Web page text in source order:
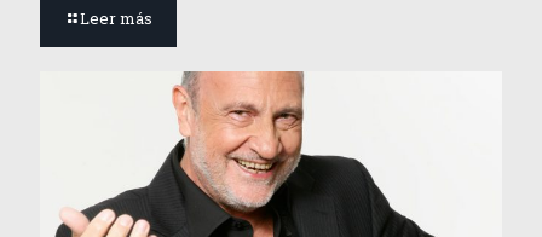
Leer más